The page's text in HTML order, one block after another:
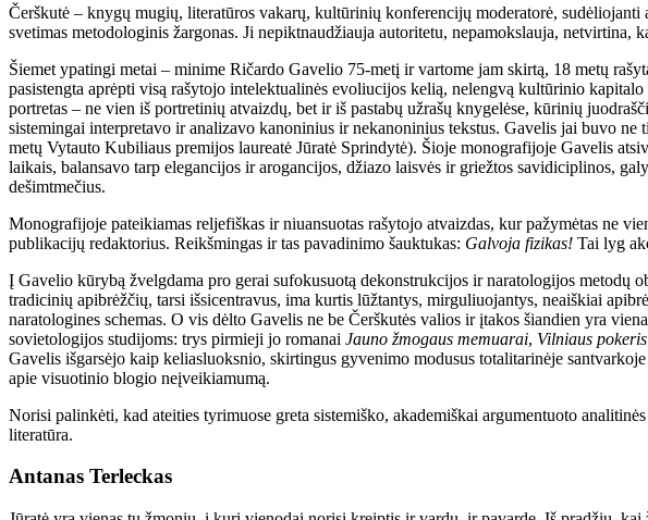
Čerškutė – knygų mugių, literatūros vakarų, kultūrinių konferencijų moderatorė,
svetimas metodologinis žargonas. Ji nepiktnaudžiauja autoritetu, nepamokslauja, netvirtina,
Šiemet ypatingi metai – minime Ričardo Gavelio 75-metį ir vartome jam skirtą, 18 metų
pasistengta aprėpti visą rašytojo intelektualinės evoliucijos kelią, nelengvą kultūrinio
portretas – ne vien iš portretinių atvaizdų, bet ir iš pastabų užrašų knygelėse, kūrinių
sistemingai interpretavo ir analizavo kanoninius ir nekanoninius tekstus. Gavelis jai buvo
metų Vytauto Kubiliaus premijos laureatė Jūratė Sprindytė). Šioje monografijoje Gavelis
laikais, balansavo tarp elegancijos ir arogancijos, džiazo laisvės ir griežtos savidiciplinos,
dešimtmečius.
Monografijoje pateikiamas reljefiškas ir niuansuotas rašytojo atvaizdas, kur pažymėtas ne
publikacijų redaktorius. Reikšmingas ir tas pavadinimo šauktukas: Galvoja fizikas! Tai lyg
Į Gavelio kūrybą žvelgdama pro gerai sufokusuotą dekonstrukcijos ir naratologijos metodų
tradicinių apibrėžčių, tarsi išsicentravus, ima kurtis lūžtantys, mirguliuojantys, neaiškiai
naratologines schemas. O vis dėlto Gavelis ne be Čerškutės valios ir įtakos šiandien yra
sovietologijos studijoms: trys pirmieji jo romanai Jauno žmogaus memuarai, Vilniaus pokeris
Gavelis išgarsėjo kaip keliasluoksnio, skirtingus gyvenimo modusus totalitarinėje
apie visuotinio blogio neįveikiamumą.
Norisi palinkėti, kad ateities tyrimuose greta sistemiško, akademiškai argumentuoto
literatūra.
Antanas Terleckas